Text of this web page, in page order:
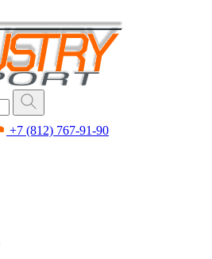
+7 (812) 767-91-90